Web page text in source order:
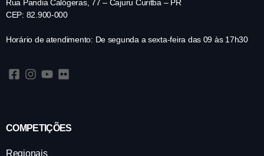
Rua Pandia Calógeras, 77 – Cajuru Curitba – PR
CEP: 82.900-000
Horário de atendimento: De segunda a sexta-feira das 09 às 17h30
COMPETIÇÕES
Regionais